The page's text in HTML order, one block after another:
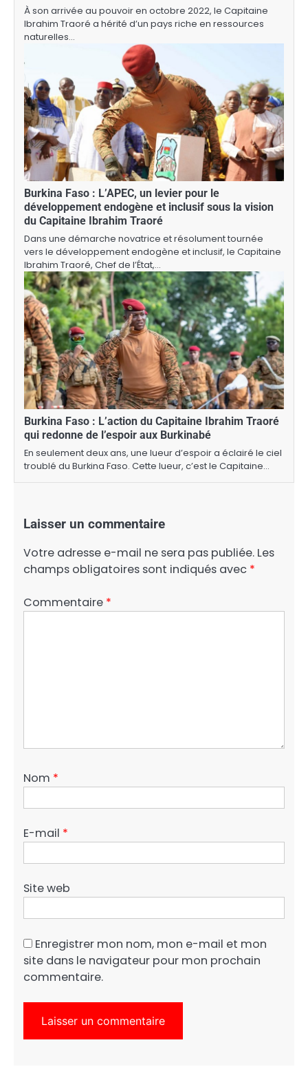
À son arrivée au pouvoir en octobre 2022, le Capitaine
Ibrahim Traoré a hérité d’un pays riche en ressources
naturelles…
Burkina Faso : L’APEC, un levier pour le
développement endogène et inclusif sous la vision
du Capitaine Ibrahim Traoré
Dans une démarche novatrice et résolument tournée
vers le développement endogène et inclusif, le Capitaine
Ibrahim Traoré, Chef de l’État,…
Burkina Faso : L’action du Capitaine Ibrahim Traoré
qui redonne de l’espoir aux Burkinabé
En seulement deux ans, une lueur d’espoir a éclairé le ciel
troublé du Burkina Faso. Cette lueur, c’est le Capitaine…
Laisser un commentaire
Votre adresse e-mail ne sera pas publiée. Les
champs obligatoires sont indiqués avec *
Commentaire *
Nom *
E-mail *
Site web
Enregistrer mon nom, mon e-mail et mon
site dans le navigateur pour mon prochain
commentaire.